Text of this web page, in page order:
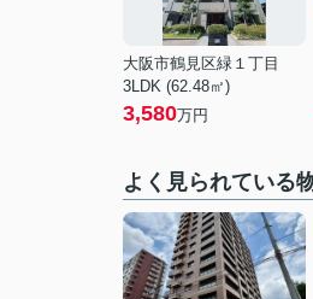
大阪市鶴見区緑１丁目
3LDK (62.48㎡)
3,580万円
よく見られている